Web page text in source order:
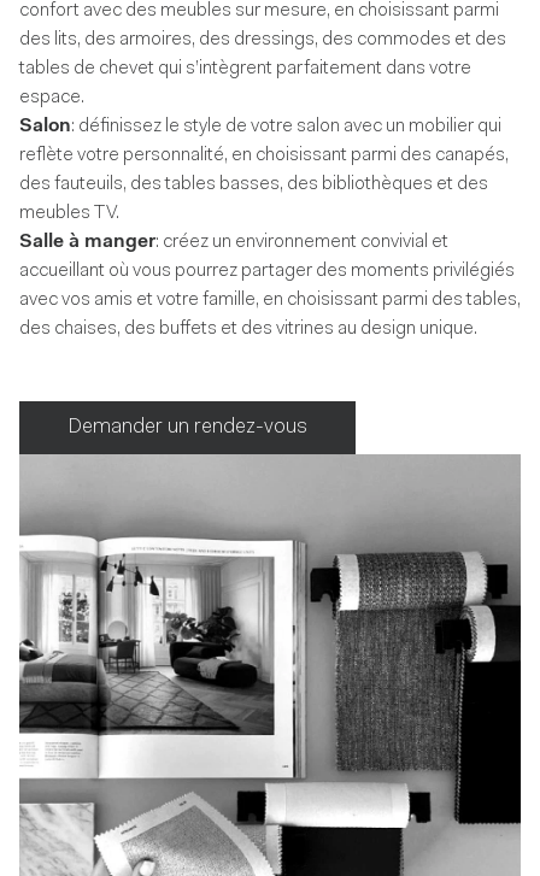
confort avec des meubles sur mesure, en choisissant parmi
des lits, des armoires, des dressings, des commodes et des
tables de chevet qui s’intègrent parfaitement dans votre
espace.
Salon: définissez le style de votre salon avec un mobilier qui
reflète votre personnalité, en choisissant parmi des canapés,
des fauteuils, des tables basses, des bibliothèques et des
meubles TV.
Salle à manger: créez un environnement convivial et
accueillant où vous pourrez partager des moments privilégiés
avec vos amis et votre famille, en choisissant parmi des tables,
des chaises, des buffets et des vitrines au design unique.
Demander un rendez-vous